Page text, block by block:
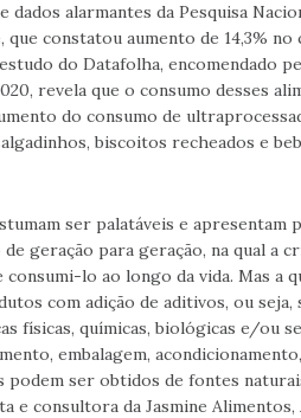
alarmantes da Pesquisa
constatou aumento de 14,3% no
do Datafolha, encomendado
revela que o consumo desses
do consumo de
biscoitos recheados e
ser palatáveis e apresentam
geração para geração, na qual a
lo ao longo da vida. Mas a
com adição de aditivos, ou seja,
físicas, químicas, biológicas e/ou
embalagem,
podem ser obtidos de fontes
e consultora da Jasmine Alimentos,